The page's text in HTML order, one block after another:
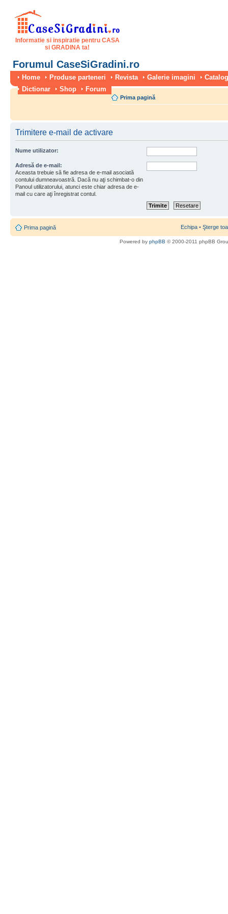
Informatie si inspiratie pentru CASA
si GRADINA ta!
Forumul CaseSiGradini.ro
Home Produse parteneri Revista Galerie imagini
Dictionar
Shop Forum
Prima pagină
Trimitere e-mail de activare
Nume utilizator:
Adresă de e-mail:
Aceasta trebuie să fie adresa de e-mail asociată
contului dumneavoastră. Dacă nu aţi schimbat-o din
Panoul utilizatorului, atunci este chiar adresa de e-
mail cu care aţi înregistrat contul.
Prima pagină Echipa • Şterge
Powered by phpBB © 2000-2011 phpBB